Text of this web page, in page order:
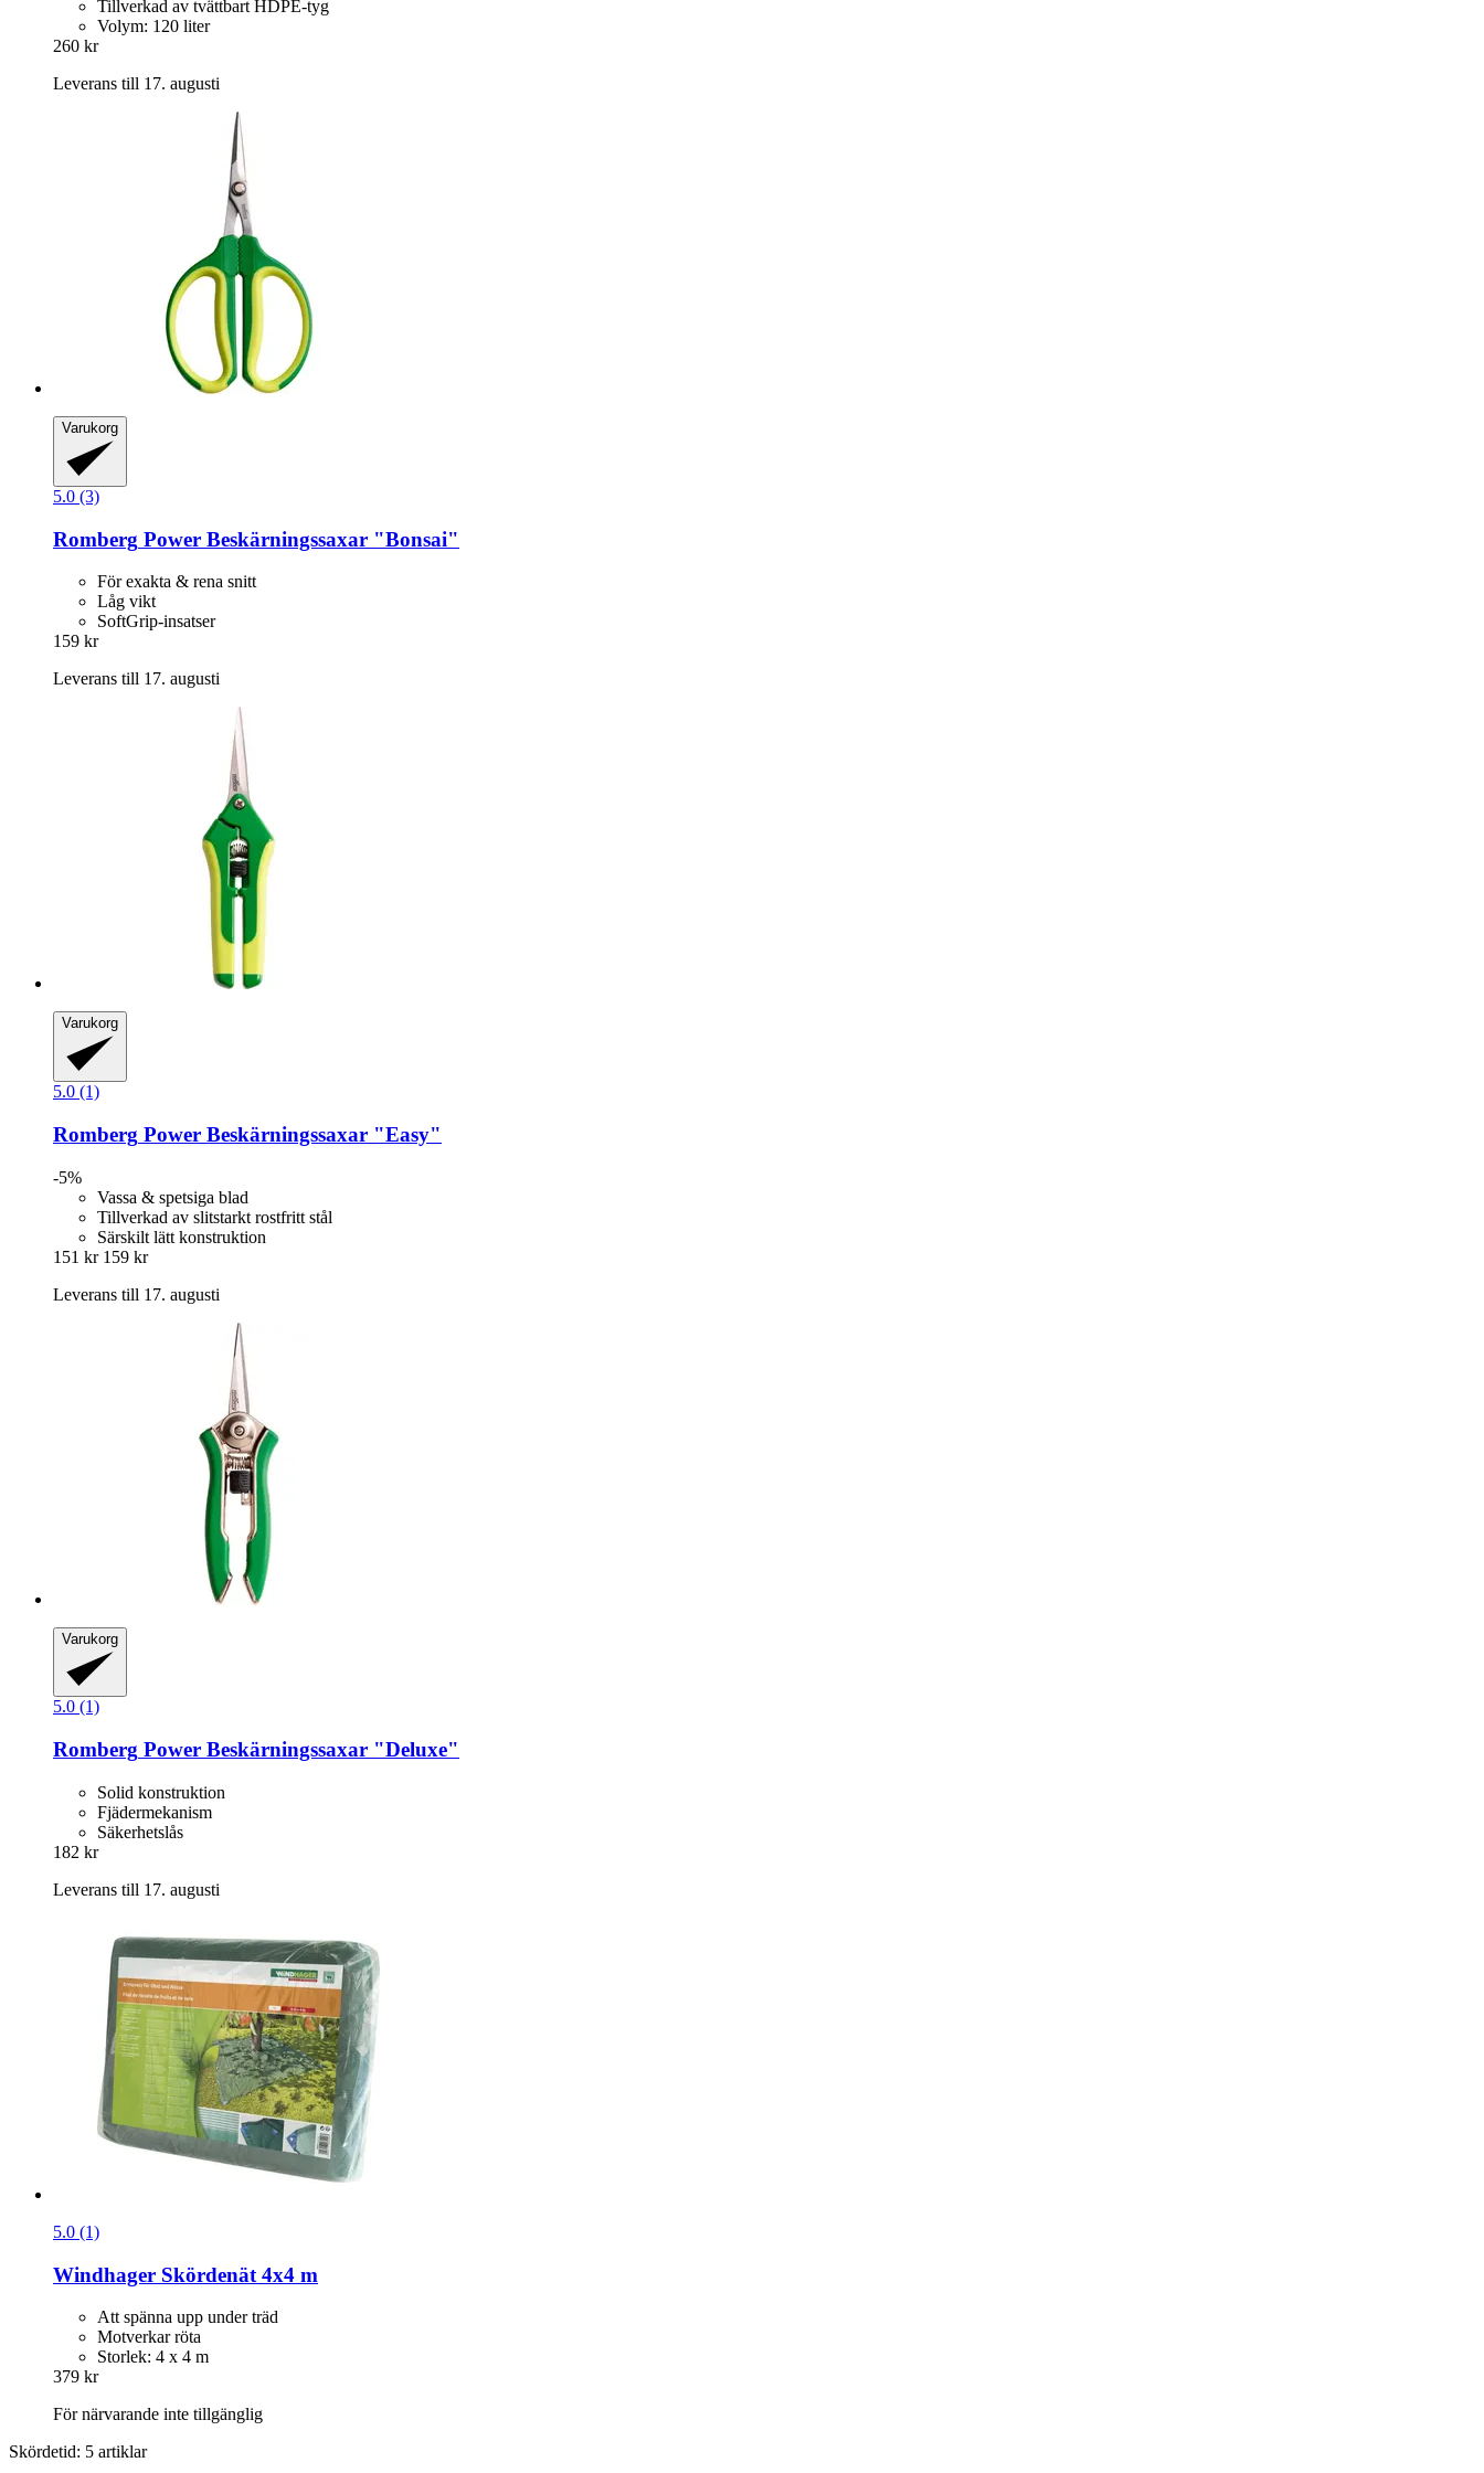
Tillverkad av tvättbart HDPE-tyg
Volym: 120 liter
260 kr
Leverans till 17. augusti
Varukorg
5.0 (3)
Romberg Power Beskärningssaxar "Bonsai"
För exakta & rena snitt
Låg vikt
SoftGrip-insatser
159 kr
Leverans till 17. augusti
Varukorg
5.0 (1)
Romberg Power Beskärningssaxar "Easy"
-5%
Vassa & spetsiga blad
Tillverkad av slitstarkt rostfritt stål
Särskilt lätt konstruktion
151 kr 159 kr
Leverans till 17. augusti
Varukorg
5.0 (1)
Romberg Power Beskärningssaxar "Deluxe"
Solid konstruktion
Fjädermekanism
Säkerhetslås
182 kr
Leverans till 17. augusti
5.0 (1)
Windhager Skördenät 4x4 m
Att spänna upp under träd
Motverkar röta
Storlek: 4 x 4 m
379 kr
För närvarande inte tillgänglig
Skördetid: 5 artiklar